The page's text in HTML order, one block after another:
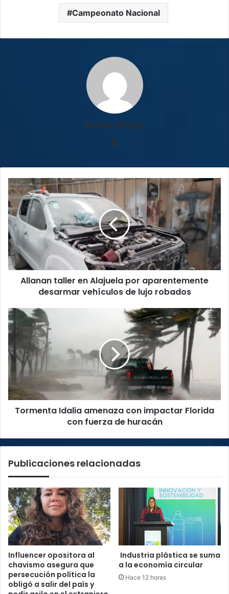
Campeonato Nacional
Emilio Araya
Allanan
taller
en
Alajuela
por
aparentemente
desarmar
vehículos
de
Allanan taller en Alajuela por aparentemente
desarmar vehículos de lujo robados
Tormenta
Idalia
amenaza
con
impactar
Florida
con
fuerza
de
huracán
Tormenta Idalia amenaza con impactar Florida
con fuerza de huracán
Publicaciones relacionadas
Influencer opositora al
chavismo asegura que
persecución política la
obligó a salir del país y
Industria plástica se suma
a la economía circular
Hace 12 horas